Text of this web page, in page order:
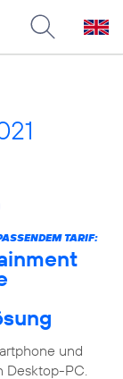
TARIF:
und
Desktop-PC.